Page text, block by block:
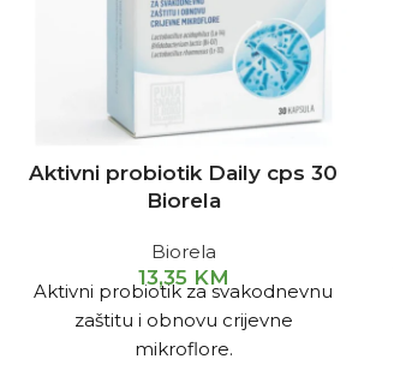
Aktivni probiotik Daily cps 30
Biorela
Biorela
13,35 KM
Aktivni probiotik za svakodnevnu
zaštitu i obnovu crijevne
mikroflore.